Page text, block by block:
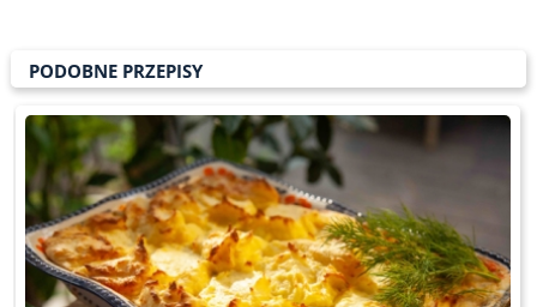
PODOBNE PRZEPISY